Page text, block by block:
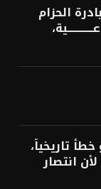
الحزام
نحو
تاريخياً،
لأن انتصار